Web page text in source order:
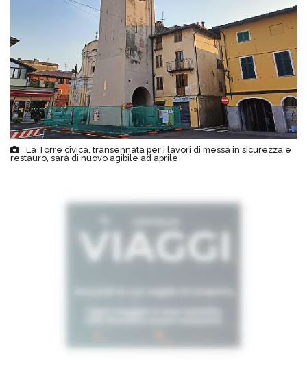
La Torre civica, transennata per i lavori di messa in sicurezza e
restauro, sarà di nuovo agibile ad aprile